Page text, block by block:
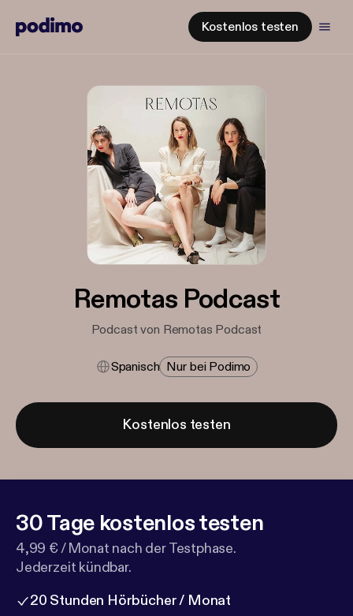
Kostenlos testen
Remotas Podcast
Podcast von Remotas Podcast
Spanisch Nur bei Podimo
Kostenlos testen
30 Tage kostenlos testen
4,99 € / Monat nach der Testphase.
Jederzeit kündbar.
20 Stunden Hörbücher / Monat